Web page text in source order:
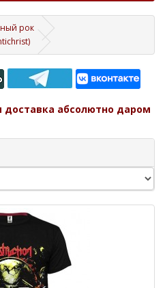
рок
доставка абсолютно даром